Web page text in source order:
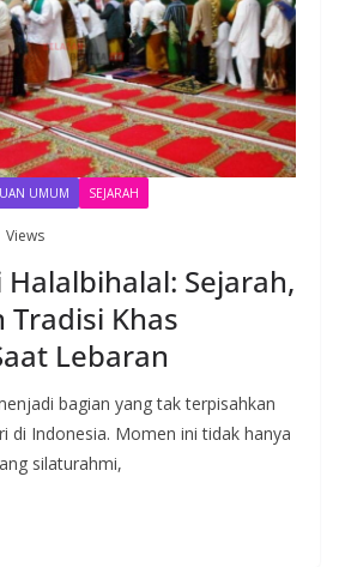
UMUM SEJARAH
Views
Sejarah,
Tradisi Khas
Lebaran
bagian yang tak terpisahkan
di Indonesia. Momen ini tidak hanya
silaturahmi,